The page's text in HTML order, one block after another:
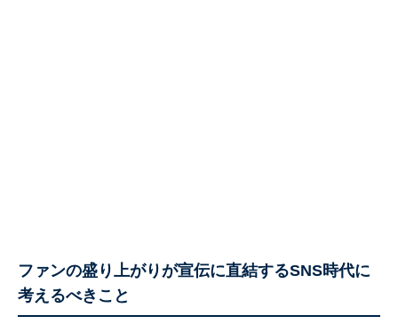
ファンの盛り上がりが宣伝に直結するSNS時代に
考えるべきこと